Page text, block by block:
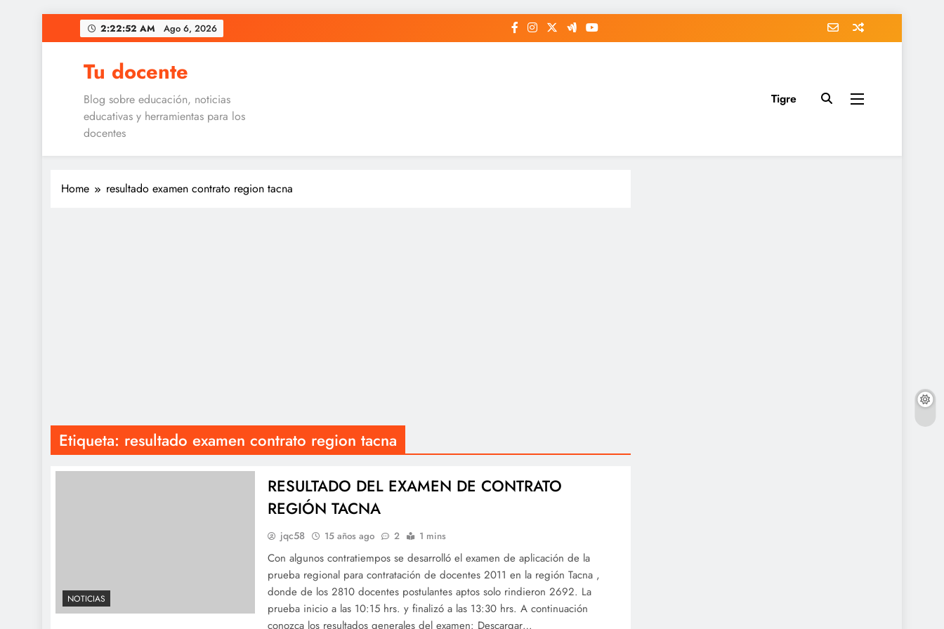
to
2:22:52 AM Ago 6, 2026
Tu docente
Blog sobre educación, noticias
educativas y herramientas para los
docentes
Tigre
Home resultado examen contrato region tacna
Etiqueta: resultado examen contrato region tacna
NOTICIAS
RESULTADO DEL EXAMEN DE CONTRATO
REGIÓN TACNA
jqc58 15 años ago 2 1 mins
Con algunos contratiempos se desarrolló el examen de aplicación de la
prueba regional para contratación de docentes 2011 en la región Tacna ,
donde de los 2810 docentes postulantes aptos solo rindieron 2692. La
prueba inicio a las 10:15 hrs. y finalizó a las 13:30 hrs. A continuación
conozca los resultados generales del examen: Descargar…